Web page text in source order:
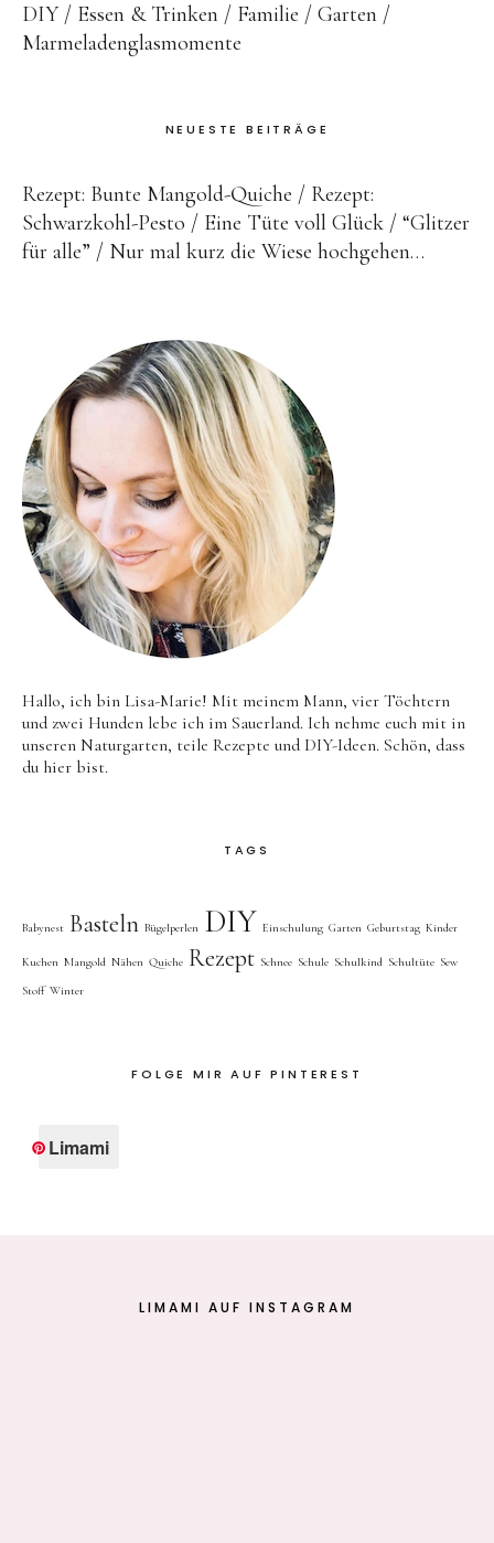
DIY Essen & Trinken Familie
Garten
Marmeladenglasmomente
NEUESTE BEITRÄGE
Rezept: Bunte Mangold-Quiche
Rezept:
Schwarzkohl-Pesto
Eine Tüte voll Glück
“Glitzer
für alle”
Nur mal kurz die Wiese hochgehen…
Hallo, ich bin Lisa-Marie! Mit meinem Mann, vier Töchtern
und zwei Hunden lebe ich im Sauerland. Ich nehme euch mit in
unseren Naturgarten, teile Rezepte und DIY-Ideen. Schön, dass
du hier bist.
TAGS
Babynest Basteln Bügelperlen DIY Einschulung Garten Geburtstag Kinder
Kuchen Mangold Nähen Quiche Rezept Schnee Schule Schulkind Schultüte Sew
Stoff Winter
FOLGE MIR AUF PINTEREST
Limami
LIMAMI AUF INSTAGRAM